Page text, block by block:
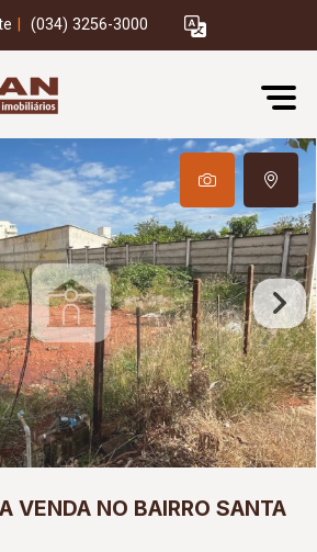
(034) 3256-3000
VENDA NO BAIRRO SANTA